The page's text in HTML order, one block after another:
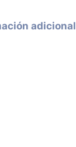
adicional